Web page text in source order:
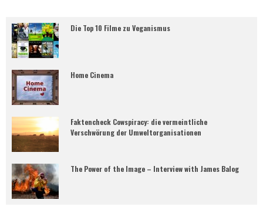
Die Top 10 Filme zu Veganismus
Home Cinema
Faktencheck Cowspiracy: die vermeintliche
Verschwörung der Umweltorganisationen
The Power of the Image – Interview with James Balog